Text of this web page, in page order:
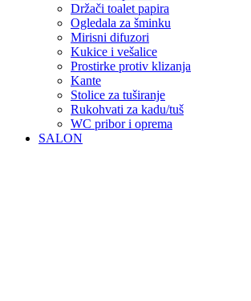
Držači toalet papira
Ogledala za šminku
Mirisni difuzori
Kukice i vešalice
Prostirke protiv klizanja
Kante
Stolice za tuširanje
Rukohvati za kadu/tuš
WC pribor i oprema
SALON